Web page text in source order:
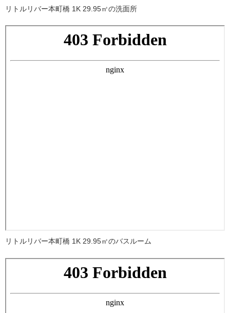
リトルリバー本町橋 1K 29.95㎡の洗面所
リトルリバー本町橋 1K 29.95㎡のバスルーム